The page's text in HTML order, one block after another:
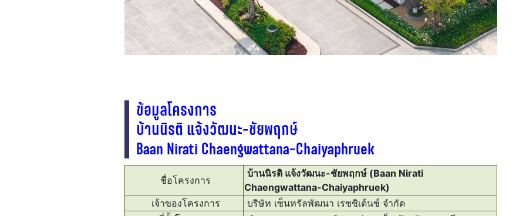
ข้อมูลโครงการ
บ้านนิรติ แจ้งวัฒนะ-ชัยพฤกษ์
Baan Nirati Chaengwattana-Chaiyaphruek
ชื่อโครงการ
บ้านนิรติ แจ้งวัฒนะ-ชัยพฤกษ์ (Baan Nirati
Chaengwattana-Chaiyaphruek)
เจ้าของโครงการ
บริษัท เซ็นทรัลพัฒนา เรซซิเด้นซ์ จํากัด